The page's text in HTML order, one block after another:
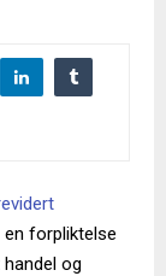
forpliktelse
og